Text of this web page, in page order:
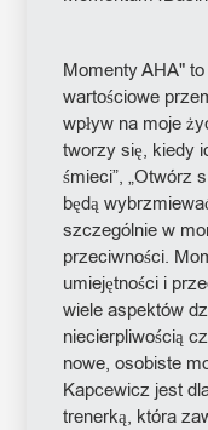
Momenty AHA"
wartościowe
wpływ na moje
tworzy się, kiedy
śmieci”, „Otwórz
będą
szczególnie w
przeciwności.
umiejętności i
wiele aspektów
niecierpliwością
nowe, osobiste
Kapcewicz jest
trenerką, która